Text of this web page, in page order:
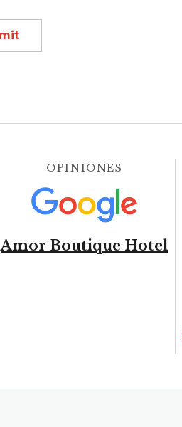
OPINIONES
Amor Boutique Hotel